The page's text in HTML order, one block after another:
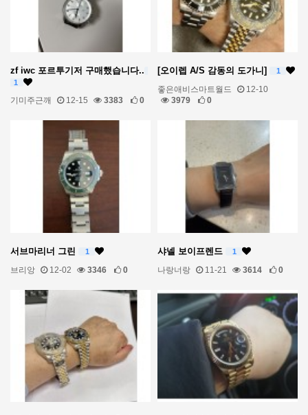
zf iwc 포르투기저 구매했습니다..
1
기미주근깨 12-15 3383 0
[오이렙 A/S 감동의 도가니] 1
좋은애비스마트월드
12-10
3979
0
서브마리너 그린 1
브리앙 12-02 3346 0
샤넬 보이프렌드 1
나랑너랑 11-21 3614 0